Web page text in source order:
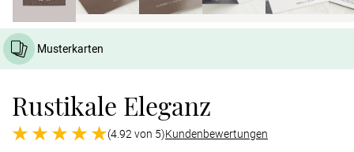
Musterkarten
Rustikale Eleganz
(4.92 von 5)Kundenbewertungen